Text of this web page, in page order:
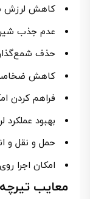
کاهش
عدم جذب
حذف
کاهش
فراهم کردن
بهبود عملکرد
حمل و نقل و
امکان اجرا
معایب